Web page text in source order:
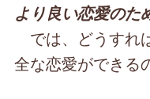
より良い恋愛のた
では、どうすれ
全な恋愛ができる